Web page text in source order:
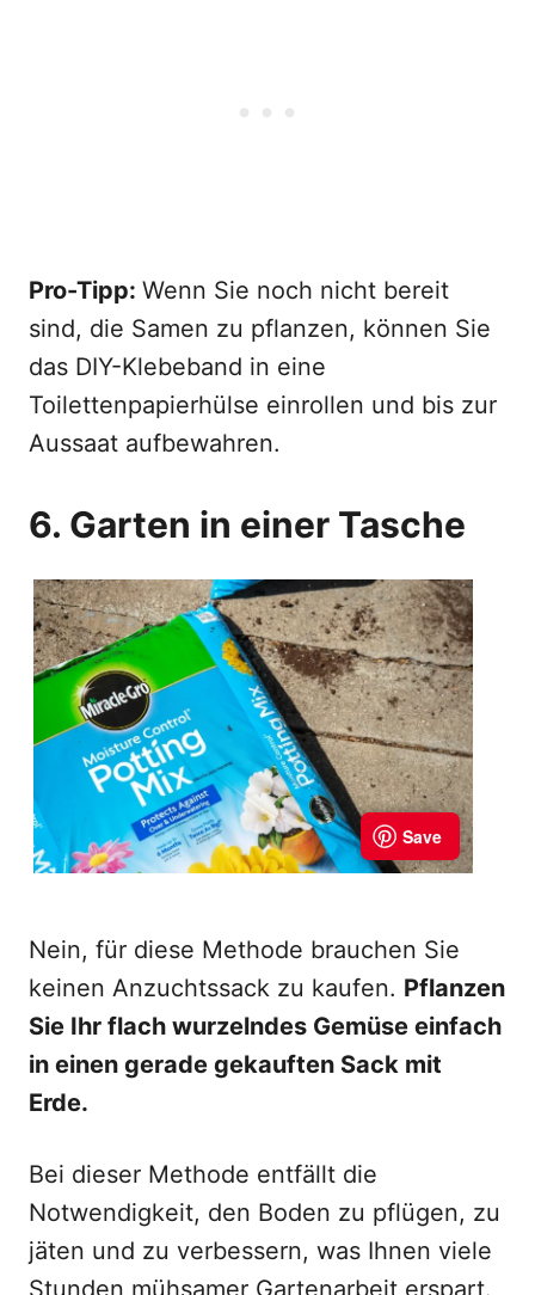
Pro-Tipp: Wenn Sie noch nicht bereit
sind, die Samen zu pflanzen, können Sie
das DIY-Klebeband in eine
Toilettenpapierhülse einrollen und bis zur
Aussaat aufbewahren.
6. Garten in einer Tasche
Nein, für diese Methode brauchen Sie
keinen Anzuchtssack zu kaufen. Pflanzen
Sie Ihr flach wurzelndes Gemüse einfach
in einen gerade gekauften Sack mit
Erde.
Bei dieser Methode entfällt die
Notwendigkeit, den Boden zu pflügen, zu
jäten und zu verbessern, was Ihnen viele
Stunden mühsamer Gartenarbeit erspart.